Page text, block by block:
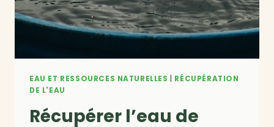
EAU ET RESSOURCES NATURELLES
RÉCUPÉRATION
DE L'EAU
Récupérer l’eau de